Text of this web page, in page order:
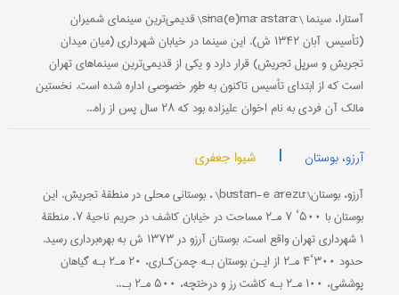
آستارا، سینما \ sīna(e)mā āstārā\ قدیمی‌ترین سینمای شمیران
(تأسیس: آبان ۱۳۴۲ ش). این سینما در خیابان شهرداری (میان میدان
تجریش و سرپل تجریش) قرار دارد و یکی از قدیمی‌ترین سینماهای تهران
است که از ابتدای تأسیس تاکنون به‌ طور خصوصی اداره شده است. نخستین
مالک آن فردی به نام اخوان علیزاده بود که ۲۸ سال پس از راه‌...
آرزو، بوستان | شیوا جعفری
آرزو، بوستان\ būstān-e ārezū\ ، بوستانی محلی در منطقۀ تجریش. این
بوستان با ۵۰۰‘ ۷ مـ۲ مساحت در خیابان کاشف در حریم ناحیۀ ۷، منطقۀ
۱ شهرداری تهران واقع است. بوستان آرزو در ۱۳۷۳ ش به بهره‌برداری رسید.
حدود ۳۰۰‘۴ مـ۲ از ایـن بوستان بـه چمن‌‌کـاری، ۲۰ مـ۲ بـه گیاهان
پوششی، ۱۰۰ مـ۲ بـه کاشت رز و درختچه، ۵۰۰ مـ۲ بـ...